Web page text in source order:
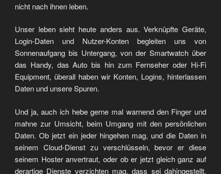
nicht nach ihnen leben.
Unser leben sieht heute anders aus. Verknüpfte Geräte,
Login-Daten und Nutzer-Konten begleiten uns von
Sonnenaufgang bis Untergang, von der Smartwatch über
das Handy, das Auto bis hin zum Fernseher oder Hi-Fi
Equipment, überall haben wir Konten, Logins, hinterlassen
Daten und unsere Spuren.
Und ja, auch ich hebe gerne mal warnend den Finger und
mahne zur Umsicht, beim Umgang mit den persönlichen
Daten. Ob jetzt ein jeder hingehen mag, und die Daten in
seinem Cloud-Dienst zu verschlüsseln, bevor er diese
seinem Hoster anvertraut, oder ob er jetzt gleich ganz auf
derartige Dienste verzichten mag, dass sei dahingestellt.